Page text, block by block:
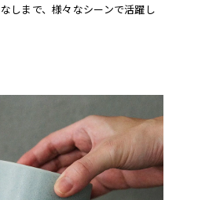
しまで、様々なシーンで活躍し